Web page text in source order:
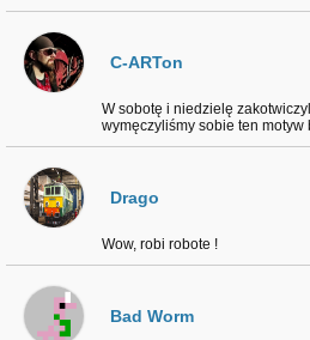
C-ARTon
W sobotę i niedzielę
wymęczyliśmy sobie ten
Drago
Wow, robi robote !
Bad Worm